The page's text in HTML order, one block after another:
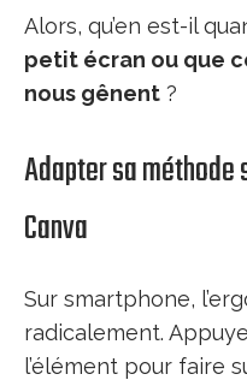
Alors, qu’en est-il
petit écran ou que
nous gênent ?
Adapter sa
Canva
Sur smartphone,
radicalement.
l’élément pour faire